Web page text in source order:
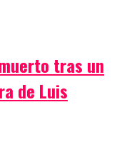
tras un
de Luis